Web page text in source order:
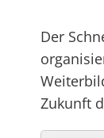
Der
Zukunft